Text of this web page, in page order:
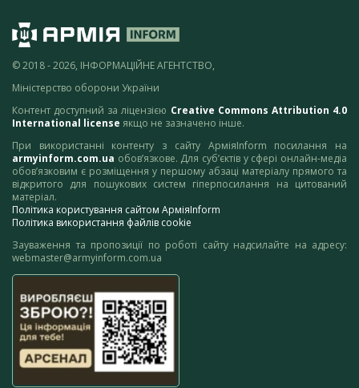
© 2018 - 2026, ІНФОРМАЦІЙНЕ АГЕНТСТВО,
Міністерство оборони України
Контент доступний за ліцензією Creative Commons Attribution 4.0
International license якщо не зазначено інше.
При використанні контенту з сайту АрміяInform посилання на
armyinform.com.ua обов’язкове. Для суб’єктів у сфері онлайн-медіа
обов’язковим є розміщення у першому абзаці матеріалу прямого та
відкритого для пошукових систем гіперпосилання на цитований
матеріал.
Політика користування сайтом АрміяInform
Політика використання файлів cookie
Зауваження та пропозиції по роботі сайту надсилайте на адресу:
webmaster@armyinform.com.ua